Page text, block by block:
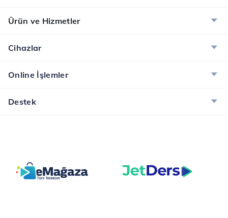
Ürün ve Hizmetler
Cihazlar
Online İşlemler
Destek